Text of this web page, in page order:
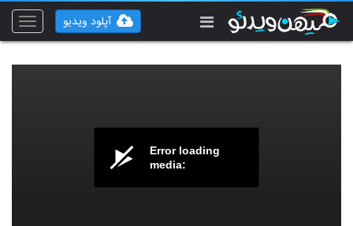
Toggle
آپلود ویدیو
Error loading
media: